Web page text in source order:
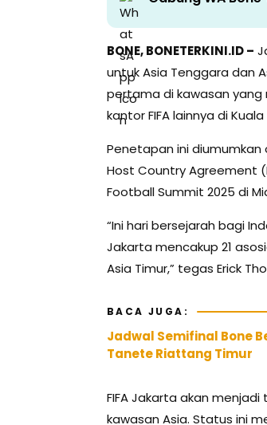
BONE, BONETERKINI.ID –
untuk Asia Tenggara dan
pertama di kawasan yang
kantor FIFA lainnya di
Penetapan ini diumumkan
Host Country Agreement
Football Summit 2025 di
“Ini hari bersejarah bagi
Jakarta mencakup 21
Asia Timur,” tegas Erick
BACA JUGA:
Jadwal Semifinal Bone
Tanete Riattang Timur
FIFA Jakarta akan
kawasan Asia. Status ini